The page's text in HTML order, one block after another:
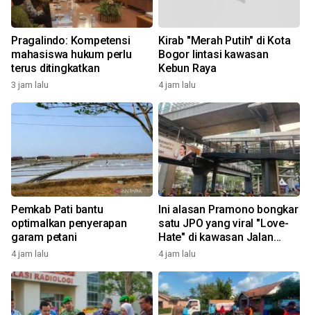
Pragalindo: Kompetensi
mahasiswa hukum perlu
terus ditingkatkan
3 jam lalu
Kirab "Merah Putih" di Kota
Bogor lintasi kawasan
Kebun Raya
4 jam lalu
Pemkab Pati bantu
optimalkan penyerapan
garam petani
4 jam lalu
Ini alasan Pramono bongkar
satu JPO yang viral "Love-
Hate" di kawasan Jalan
Rasuna Said
4 jam lalu